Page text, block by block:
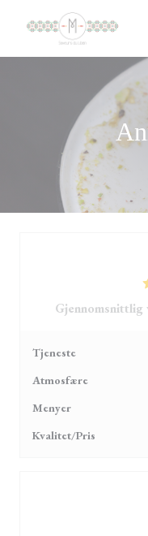
Panel for informasjonskapsler
Tjeneste
Atmosfære
Menyer
Kvalitet/Pris